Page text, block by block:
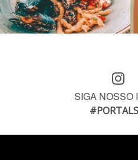
SIGA NOSSO